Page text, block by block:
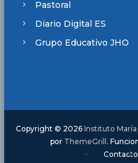
Pastoral
Diario Digital ES
Grupo Educativo JHO
Copyright © 2026Instituto María
por ThemeGrill .
Contacto